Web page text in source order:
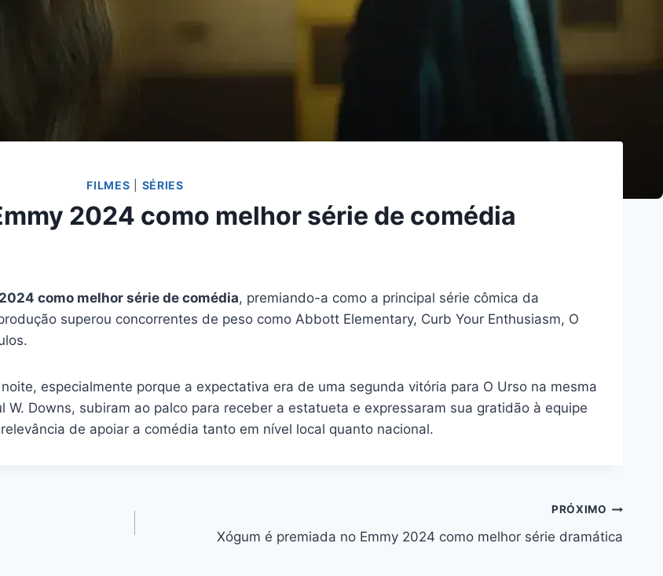
FILMES SÉRIES
2024 como melhor série de comédia
como melhor série de comédia, premiando-a como a principal série cômica da
superou concorrentes de peso como Abbott Elementary, Curb Your Enthusiasm, O
especialmente porque a expectativa era de uma segunda vitória para O Urso na mesma
Downs, subiram ao palco para receber a estatueta e expressaram sua gratidão à equipe
de apoiar a comédia tanto em nível local quanto nacional.
PRÓXIMO
Xógum é premiada no Emmy 2024 como melhor série dramática